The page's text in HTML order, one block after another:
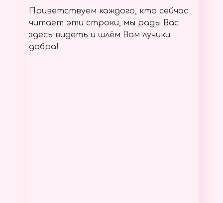
Приветствуем каждого, кто сейчас
читает эти строки, мы рады Вас
здесь видеть и шлём Вам лучики
добра!